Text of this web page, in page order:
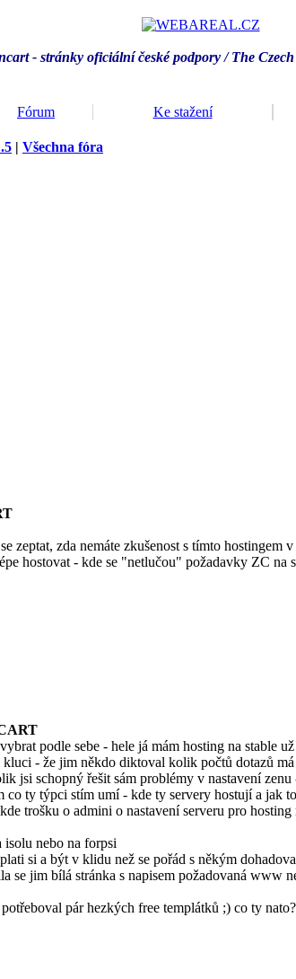
- stránky oficiální české podpory / The
Fórum Ke stažení
| Všechna fóra
zeptat, zda nemáte zkušenost s tímto hostingem
hostovat - kde se "netlučou" požadavky ZC na
podle sebe - hele já mám hosting na stable
- že jim někdo diktoval kolik počtů dotazů
jsi schopný řešit sám problémy v nastavení
co ty týpci stím umí - kde ty servery hostují a jak
trošku o admini o nastavení serveru pro
isolu nebo na forpsi
si a být v klidu než se pořád s někým
se jim bílá stránka s napisem požadovaná www
pár hezkých free templátků ;) co ty nato?